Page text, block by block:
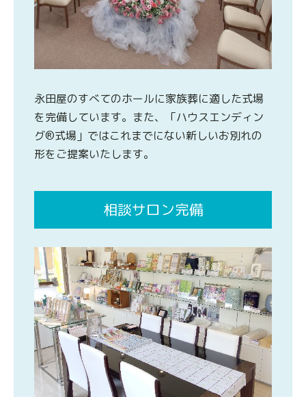
永田屋のすべてのホールに家族葬に適した式場
を完備しています。また、「ハウスエンディン
グ®式場」ではこれまでにない新しいお別れの
形をご提案いたします。
相談サロン完備